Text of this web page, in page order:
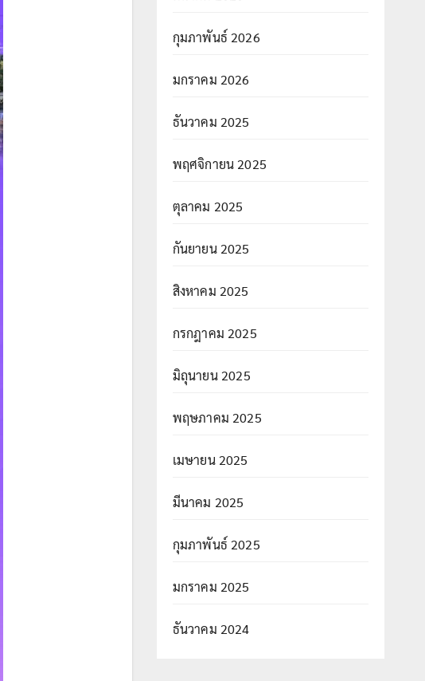
กุมภาพันธ์ 2026
มกราคม 2026
ธันวาคม 2025
พฤศจิกายน 2025
ตุลาคม 2025
กันยายน 2025
สิงหาคม 2025
กรกฎาคม 2025
มิถุนายน 2025
พฤษภาคม 2025
เมษายน 2025
มีนาคม 2025
กุมภาพันธ์ 2025
มกราคม 2025
ธันวาคม 2024